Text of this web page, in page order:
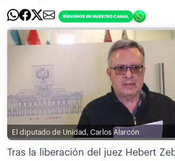
El diputado de Unidad, Carlos Alarcón
Tras la liberación del juez Hebert